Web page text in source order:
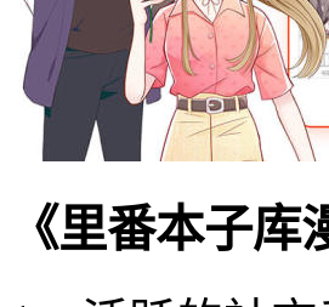
《里番本子